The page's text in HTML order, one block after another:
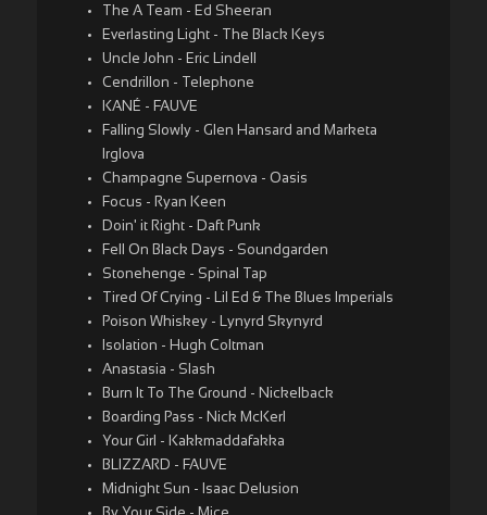
The A Team - Ed Sheeran
Everlasting Light - The Black Keys
Uncle John - Eric Lindell
Cendrillon - Telephone
KANÉ - FAUVE
Falling Slowly - Glen Hansard and Marketa
Irglova
Champagne Supernova - Oasis
Focus - Ryan Keen
Doin' it Right - Daft Punk
Fell On Black Days - Soundgarden
Stonehenge - Spinal Tap
Tired Of Crying - Lil Ed & The Blues Imperials
Poison Whiskey - Lynyrd Skynyrd
Isolation - Hugh Coltman
Anastasia - Slash
Burn It To The Ground - Nickelback
Boarding Pass - Nick McKerl
Your Girl - Kakkmaddafakka
BLIZZARD - FAUVE
Midnight Sun - Isaac Delusion